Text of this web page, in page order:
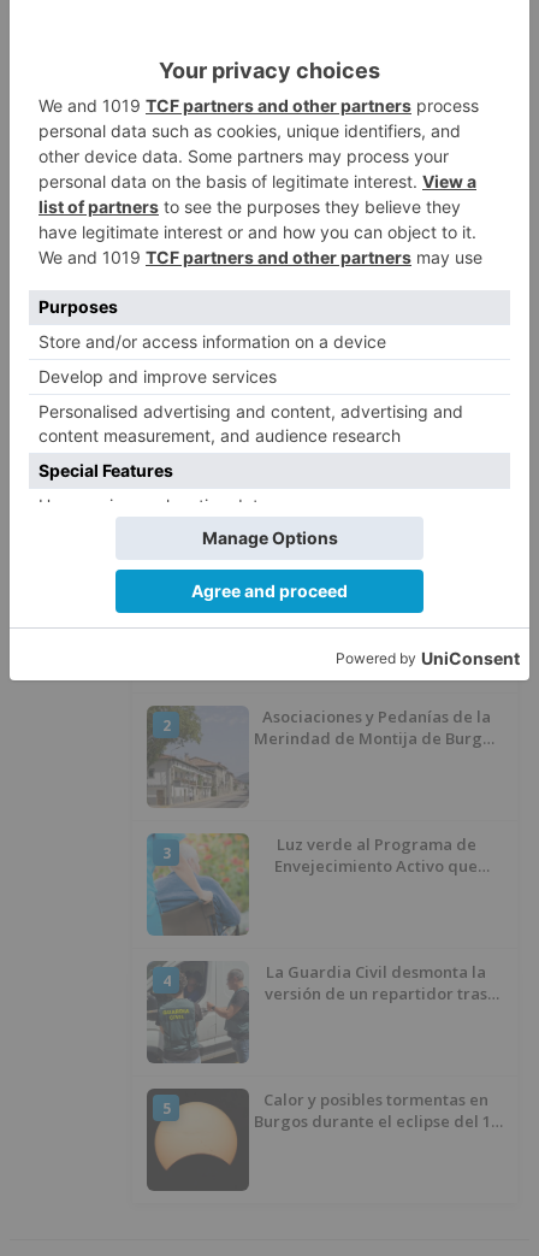
3
Un libro rescata la historia y
memoria del pueblo burgalés de
Huérmeces
4
CCOO Burgos tramita más de 200
expedientes de regularización
de inmigrantes
5
piscinas municipales de Burgos
llevan seis meses sin la
desinfección obligatoria contra
plagas
LO ÚLTIMO
Villatoro da el primer paso para
dejar atrás su aislamiento con el
inicio de la senda peatonal y
ciclista
2
Asociaciones y Pedanías de la
Merindad de Montija de Burgos
3
Luz verde al Programa de
Envejecimiento Activo que
4
La Guardia Civil desmonta la
versión de un repartidor tras
5
Calor y posibles tormentas en
Burgos durante el eclipse del 12